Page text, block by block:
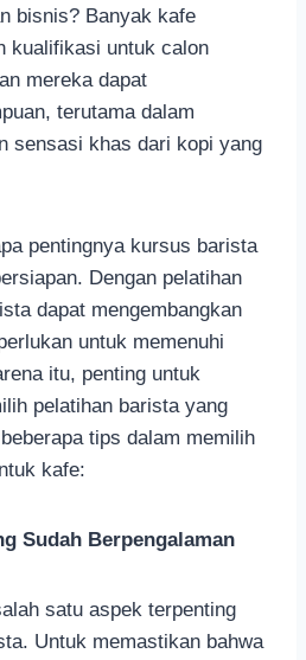
bisnis? Banyak kafe
kualifikasi untuk calon
mereka dapat
terutama dalam
sensasi khas dari kopi yang
pentingnya kursus barista
Dengan pelatihan
dapat mengembangkan
untuk memenuhi
itu, penting untuk
pelatihan barista yang
tips dalam memilih
kafe:
Sudah Berpengalaman
satu aspek terpenting
Untuk memastikan bahwa